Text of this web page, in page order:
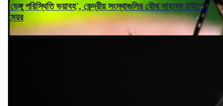
'ডেঙ্গু পরিস্থিতি ভয়াবহ', কেন্দ্রীয় সংস্থাগুলির যৌথ সাহায্য চাইলেন
মেয়র